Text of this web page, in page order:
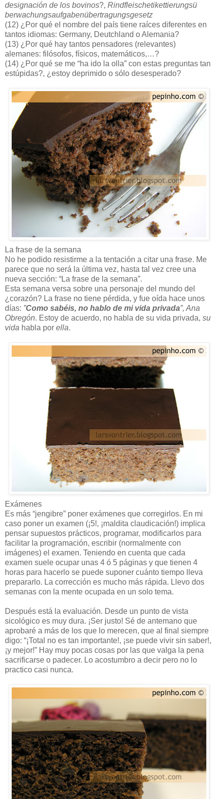
designación de los bovinos?, Rindfleischetikettierungsü
berwachungsaufgabenübertragungsgesetz
(12) ¿Por qué el nombre del país tiene raíces diferentes en
tantos idiomas: Germany, Deutchland o Alemania?
(13) ¿Por qué hay tantos pensadores (relevantes)
alemanes: filósofos, físicos, matemáticos,…?
(14) ¿Por qué se me “ha ido la olla” con estas preguntas tan
estúpidas?, ¿estoy deprimido o sólo desesperado?
La frase de la semana
No he podido resistirme a la tentación a citar una frase. Me
parece que no será la última vez, hasta tal vez cree una
nueva sección: “La frase de la semana”.
Esta semana versa sobre una personaje del mundo del
¿corazón? La frase no tiene pérdida, y fue oída hace unos
días: ”Como sabéis, no hablo de mi vida privada”, Ana
Obregón. Estoy de acuerdo, no habla de su vida privada, su
vida habla por ella.
Exámenes
Es más “jengibre” poner exámenes que corregirlos. En mi
caso poner un examen (¡5!, ¡maldita claudicación!) implica
pensar supuestos prácticos, programar, modificarlos para
facilitar la programación, escribir (normalmente con
imágenes) el examen. Teniendo en cuenta que cada
examen suele ocupar unas 4 ó 5 páginas y que tienen 4
horas para hacerlo se puede suponer cuánto tiempo lleva
prepararlo. La corrección es mucho más rápida. Llevo dos
semanas con la mente ocupada en un solo tema.
Después está la evaluación. Desde un punto de vista
sicológico es muy dura. ¡Ser justo! Sé de antemano que
aprobaré a más de los que lo merecen, que al final siempre
digo: “¡Total no es tan importante!, ¡se puede vivir sin saber!,
¡y mejor!” Hay muy pocas cosas por las que valga la pena
sacrificarse o padecer. Lo acostumbro a decir pero no lo
practico casi nunca.